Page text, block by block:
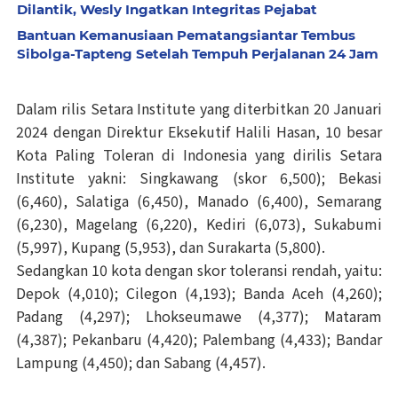
Dilantik, Wesly Ingatkan Integritas Pejabat
Bantuan Kemanusiaan Pematangsiantar Tembus
Sibolga-Tapteng Setelah Tempuh Perjalanan 24 Jam
Dalam rilis Setara Institute yang diterbitkan 20 Januari
2024 dengan Direktur Eksekutif Halili Hasan, 10 besar
Kota Paling Toleran di Indonesia yang dirilis Setara
Institute yakni: Singkawang (skor 6,500); Bekasi
(6,460), Salatiga (6,450), Manado (6,400), Semarang
(6,230), Magelang (6,220), Kediri (6,073), Sukabumi
(5,997), Kupang (5,953), dan Surakarta (5,800).
Sedangkan 10 kota dengan skor toleransi rendah, yaitu:
Depok (4,010); Cilegon (4,193); Banda Aceh (4,260);
Padang (4,297); Lhokseumawe (4,377); Mataram
(4,387); Pekanbaru (4,420); Palembang (4,433); Bandar
Lampung (4,450); dan Sabang (4,457).